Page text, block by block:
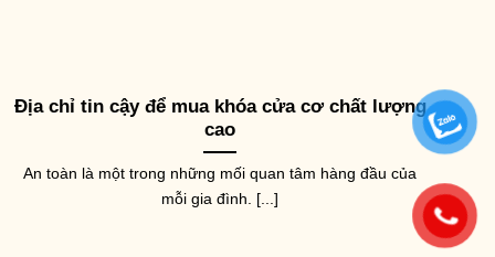
Địa chỉ tin cậy để mua khóa cửa cơ chất lượng
cao
An toàn là một trong những mối quan tâm hàng đầu của
mỗi gia đình. [...]